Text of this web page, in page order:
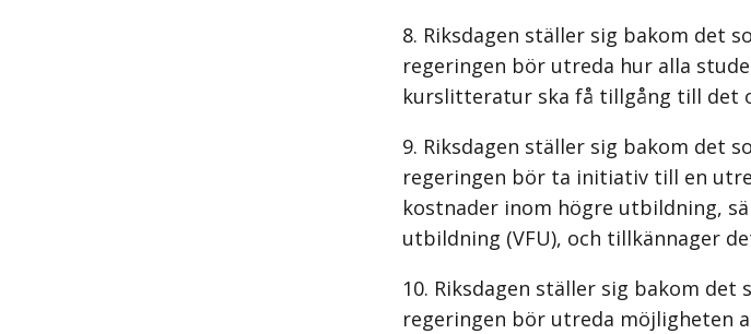
Riksdagen ställer sig bakom det
regeringen bör utreda hur alla
kurslitteratur ska få tillgång till det
Riksdagen ställer sig bakom det
regeringen bör ta initiativ till en
kostnader inom högre utbildning,
utbildning (VFU), och tillkännager
Riksdagen ställer sig bakom
regeringen bör utreda